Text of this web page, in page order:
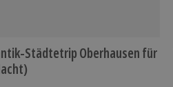
Städtetrip Oberhausen für